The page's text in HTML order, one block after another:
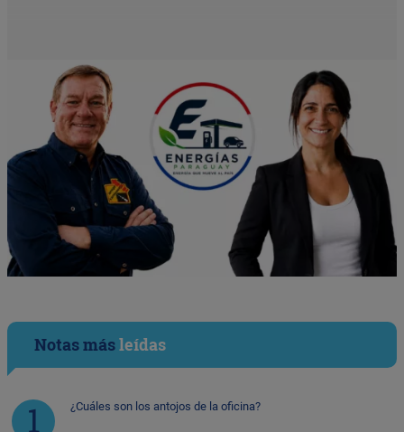
Notas másleídas
¿Cuáles son los antojos de la oficina?